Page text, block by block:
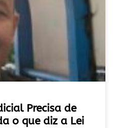
Precisa de
o que diz a Lei